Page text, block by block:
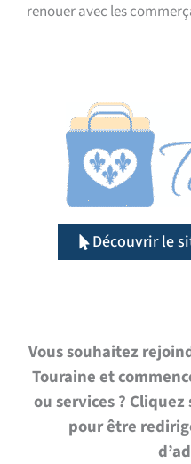
renouer avec les
Découvrir le
Vous souhaitez
Touraine et
ou services ?
pour être